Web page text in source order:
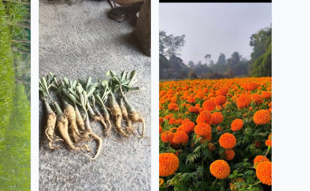
ચકાસાયેલ